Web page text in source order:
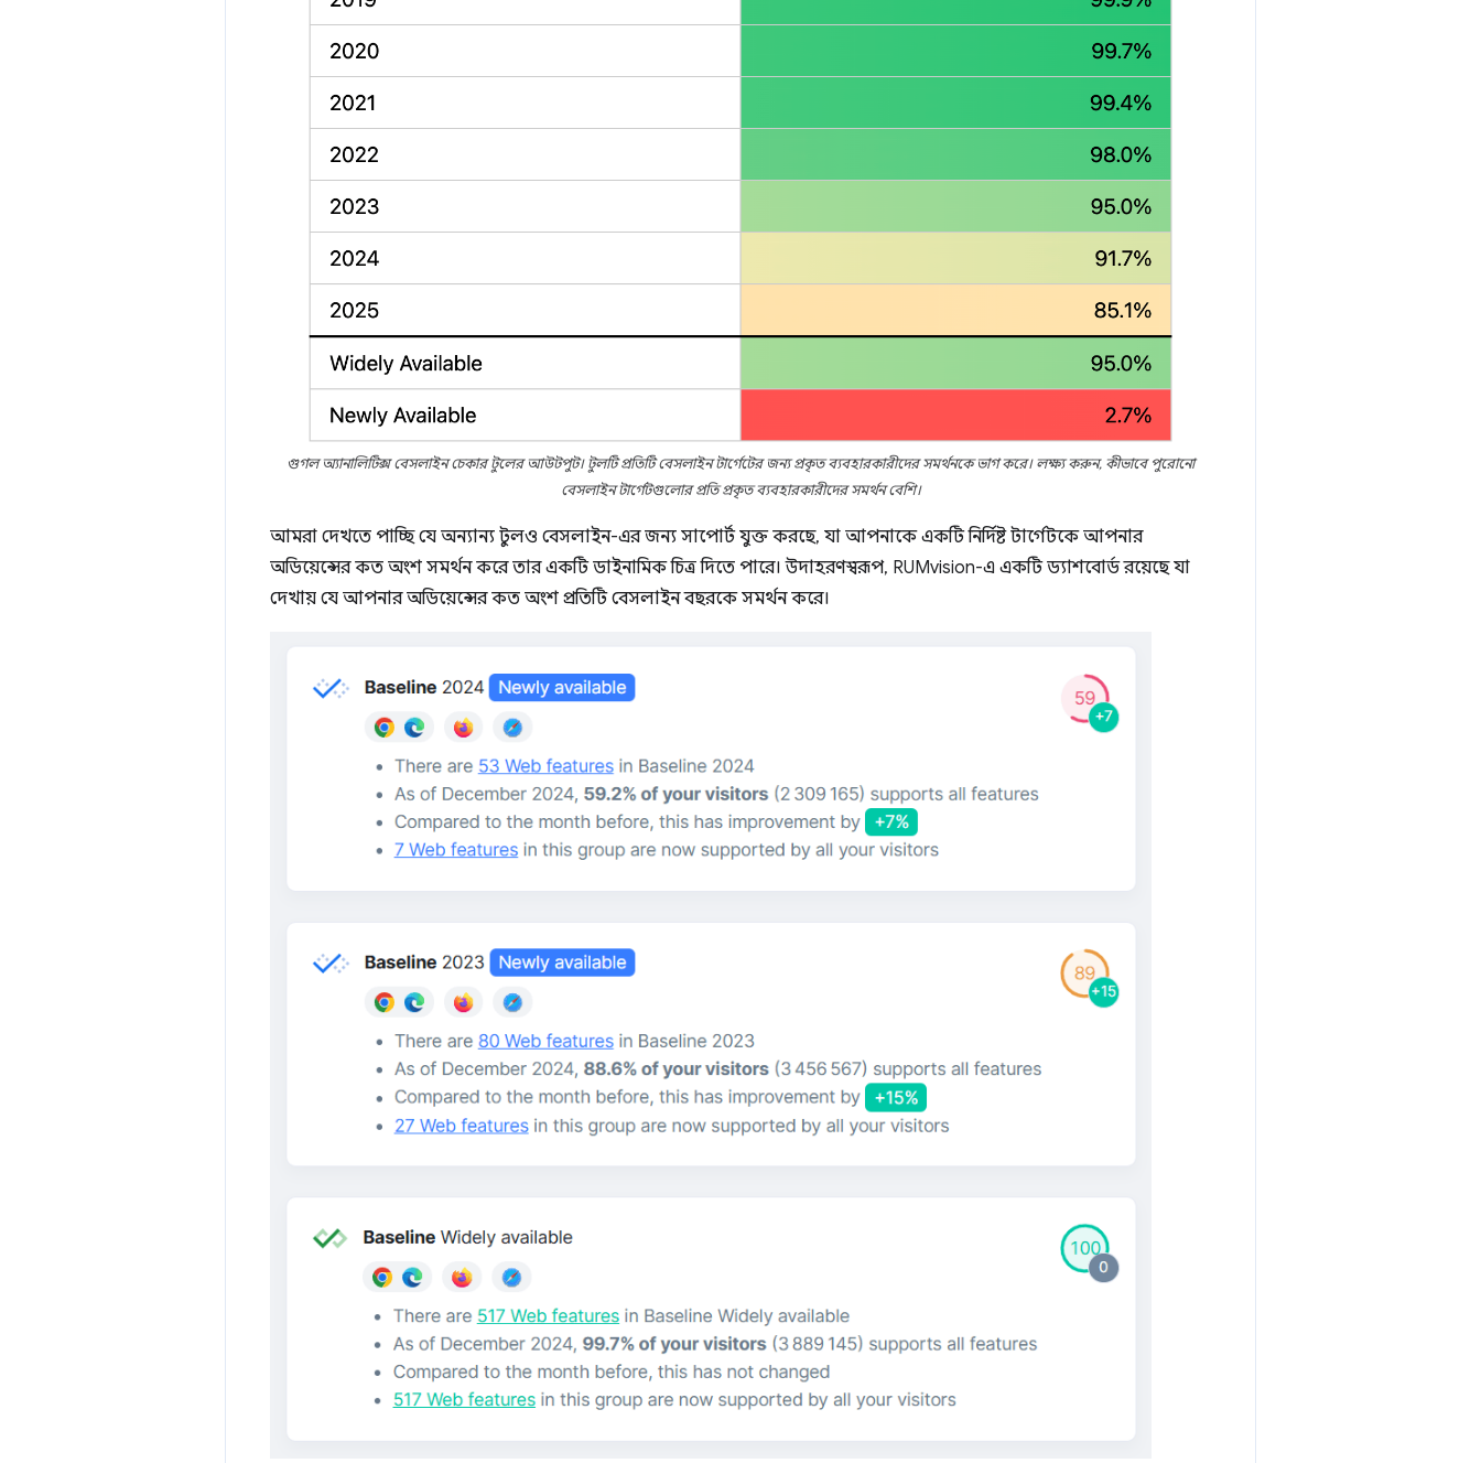
গুগল অ্যানালিটিক্স বেসলাইন চেকার টুলের আউটপুট। টুলটি প্রতিটি বেসলাইন টার্গেটের জন্য প্রকৃত ব্যবহারকারীদের সমর্থনকে ভাগ করে। লক্ষ্য করুন, কীভাবে পুরোনো
বেসলাইন টার্গেটগুলোর প্রতি প্রকৃত ব্যবহারকারীদের সমর্থন বেশি।
আমরা দেখতে পাচ্ছি যে অন্যান্য টুলও বেসলাইন-এর জন্য সাপোর্ট যুক্ত করছে, যা আপনাকে একটি নির্দিষ্ট টার্গেটকে আপনার
অডিয়েন্সের কত অংশ সমর্থন করে তার একটি ডাইনামিক চিত্র দিতে পারে। উদাহরণস্বরূপ, RUMvision-এ একটি ড্যাশবোর্ড রয়েছে যা
দেখায় যে আপনার অডিয়েন্সের কত অংশ প্রতিটি বেসলাইন বছরকে সমর্থন করে।